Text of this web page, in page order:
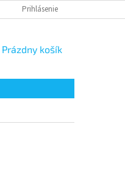
Prihlásenie
NÁKUPNÝ
Prázdny košík